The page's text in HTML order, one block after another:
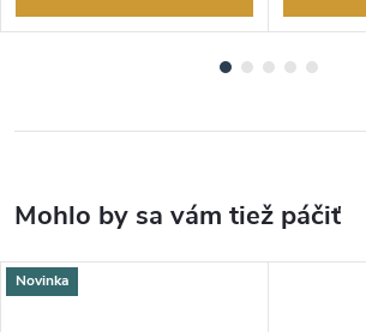
Novinka